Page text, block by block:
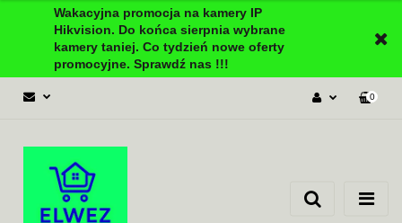
Wakacyjna promocja na kamery IP
Hikvision. Do końca sierpnia wybrane
kamery taniej. Co tydzień nowe oferty
promocyjne. Sprawdź nas !!!
Zgody cookies
0